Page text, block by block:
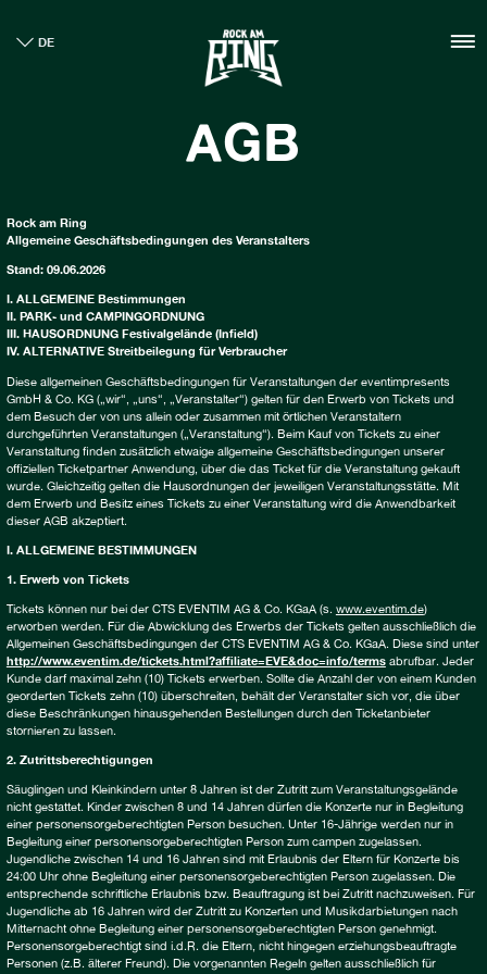
DE HOME
TICKETS
INFO
CASHLESS
NEWS
BOUTIQUE
AGB
Rock am Ring
Allgemeine Geschäftsbedingungen des Veranstalters
Stand: 09.06.2026
I. ALLGEMEINE Bestimmungen
II. PARK- und CAMPINGORDNUNG
III. HAUSORDNUNG Festivalgelände (Infield)
IV. ALTERNATIVE Streitbeilegung für Verbraucher
Diese allgemeinen Geschäftsbedingungen für Veranstaltungen der eventimpresents
GmbH & Co. KG („wir“, „uns“, „Veranstalter“) gelten für den Erwerb von Tickets und
dem Besuch der von uns allein oder zusammen mit örtlichen Veranstaltern
durchgeführten Veranstaltungen („Veranstaltung“). Beim Kauf von Tickets zu einer
Veranstaltung finden zusätzlich etwaige allgemeine Geschäftsbedingungen unserer
offiziellen Ticketpartner Anwendung, über die das Ticket für die Veranstaltung gekauft
wurde. Gleichzeitig gelten die Hausordnungen der jeweiligen Veranstaltungsstätte. Mit
dem Erwerb und Besitz eines Tickets zu einer Veranstaltung wird die Anwendbarkeit
dieser AGB akzeptiert.
I. ALLGEMEINE BESTIMMUNGEN
1. Erwerb von Tickets
Tickets können nur bei der CTS EVENTIM AG & Co. KGaA (s. www.eventim.de)
erworben werden. Für die Abwicklung des Erwerbs der Tickets gelten ausschließlich die
Allgemeinen Geschäftsbedingungen der CTS EVENTIM AG & Co. KGaA. Diese sind unter
http://www.eventim.de/tickets.html?affiliate=EVE&doc=info/termsabrufbar. Jeder
Kunde darf maximal zehn (10) Tickets erwerben. Sollte die Anzahl der von einem Kunden
georderten Tickets zehn (10) überschreiten, behält der Veranstalter sich vor, die über
diese Beschränkungen hinausgehenden Bestellungen durch den Ticketanbieter
stornieren zu lassen.
2. Zutrittsberechtigungen
Säuglingen und Kleinkindern unter 8 Jahren ist der Zutritt zum Veranstaltungsgelände
nicht gestattet. Kinder zwischen 8 und 14 Jahren dürfen die Konzerte nur in Begleitung
einer personensorgeberechtigten Person besuchen. Unter 16-Jährige werden nur in
Begleitung einer personensorgeberechtigten Person zum campen zugelassen.
Jugendliche zwischen 14 und 16 Jahren sind mit Erlaubnis der Eltern für Konzerte bis
24:00 Uhr ohne Begleitung einer personensorgeberechtigten Person zugelassen. Die
entsprechende schriftliche Erlaubnis bzw. Beauftragung ist bei Zutritt nachzuweisen. Für
Jugendliche ab 16 Jahren wird der Zutritt zu Konzerten und Musikdarbietungen nach
Mitternacht ohne Begleitung einer personensorgeberechtigten Person genehmigt.
Personensorgeberechtigt sind i.d.R. die Eltern, nicht hingegen erziehungsbeauftragte
Personen (z.B. älterer Freund). Die vorgenannten Regeln gelten ausschließlich für